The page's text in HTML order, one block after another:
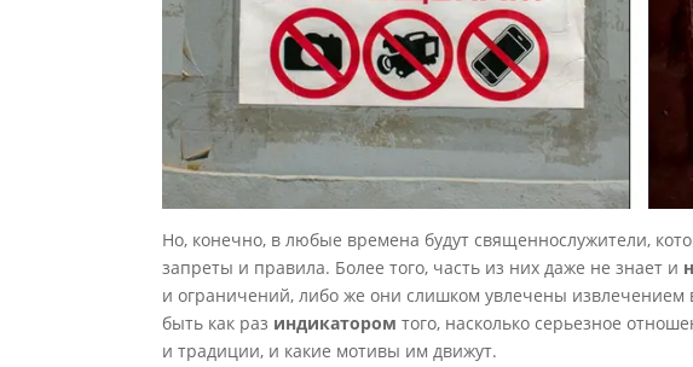
Но, конечно, в любые времена будут священнослужители,
запреты и правила. Более того, часть из них даже не знает и
и ограничений, либо же они слишком увлечены извлечением
быть как раз индикаторомтого, насколько серьезное
и традиции, и какие мотивы им движут.